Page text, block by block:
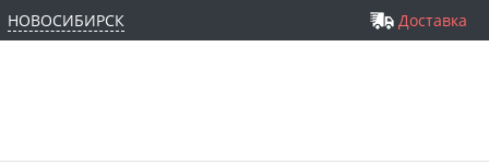
НОВОСИБИРСК Доставка